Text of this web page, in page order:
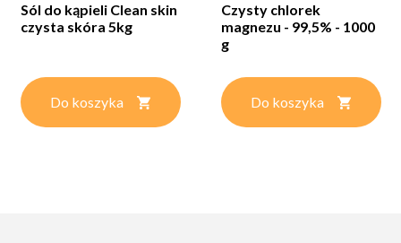
Sól do kąpieli Clean skin
czysta skóra 5kg
Do koszyka
Czysty chlorek
magnezu - 99,5% - 1000
g
Do koszyka